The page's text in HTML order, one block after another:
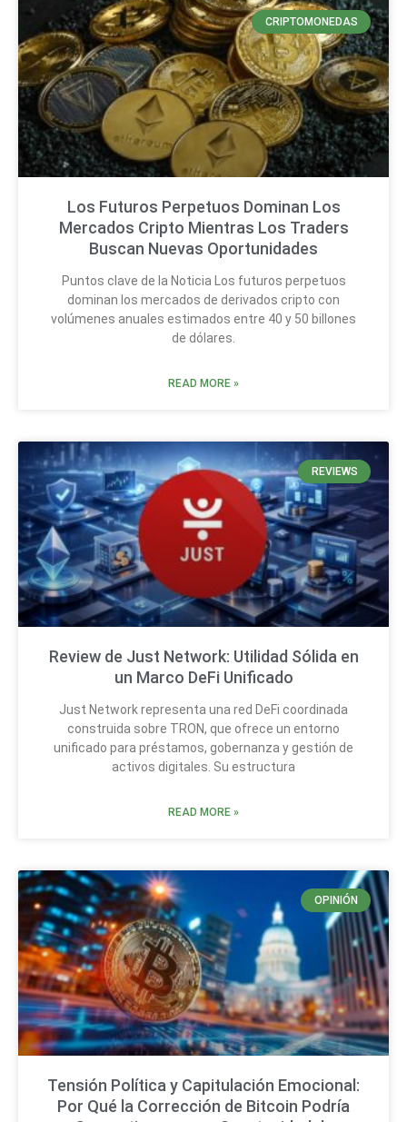
CRIPTOMONEDAS
Los Futuros Perpetuos Dominan Los
Mercados Cripto Mientras Los Traders
Buscan Nuevas Oportunidades
Puntos clave de la Noticia Los futuros perpetuos
dominan los mercados de derivados cripto con
volúmenes anuales estimados entre 40 y 50 billones
de dólares.
READ MORE »
REVIEWS
Review de Just Network: Utilidad Sólida en
un Marco DeFi Unificado
Just Network representa una red DeFi coordinada
construida sobre TRON, que ofrece un entorno
unificado para préstamos, gobernanza y gestión de
activos digitales. Su estructura
READ MORE »
OPINIÓN
Tensión Política y Capitulación Emocional:
Por Qué la Corrección de Bitcoin Podría